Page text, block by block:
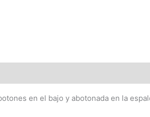
en el bajo y abotonada en la